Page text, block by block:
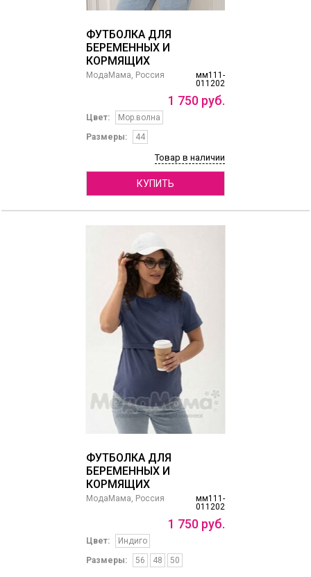
ФУТБОЛКА ДЛЯ
БЕРЕМЕННЫХ И
КОРМЯЩИХ
мм111-
011202
МодаМама, Россия
1 750 руб.
Цвет:
Мор.волна
Размеры:
44
Товар в наличии
КУПИТЬ
ФУТБОЛКА ДЛЯ
БЕРЕМЕННЫХ И
КОРМЯЩИХ
мм111-
011202
МодаМама, Россия
1 750 руб.
Цвет:
Индиго
Размеры:
56 48 50